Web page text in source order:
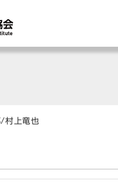
/村上竜也